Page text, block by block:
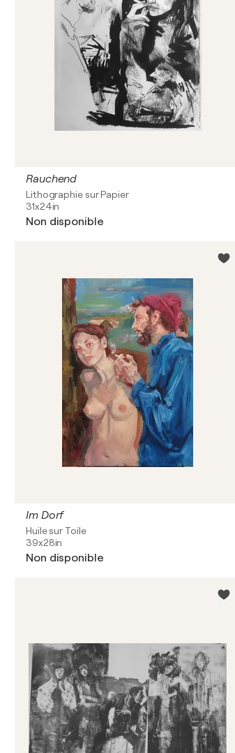
Rauchend
Lithographie sur Papier
31x24in
Non disponible
Im Dorf
Huile sur Toile
39x28in
Non disponible